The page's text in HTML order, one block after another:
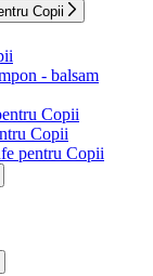
Copii
- balsam
Copii
Copii
pentru Copii